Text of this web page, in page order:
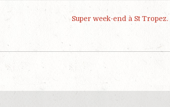
Super week-end à St Tropez.